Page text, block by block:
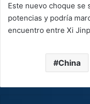
Este nuevo choque se
potencias y podría
encuentro entre Xi
China